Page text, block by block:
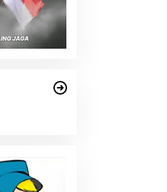
Narkoba
Rakyat